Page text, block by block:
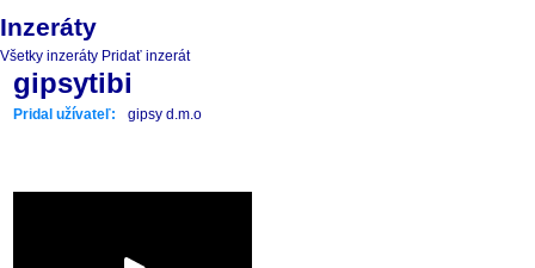
Inzeráty
Všetky inzeráty Pridať inzerát
gipsytibi
Pridal užívateľ: gipsy d.m.o